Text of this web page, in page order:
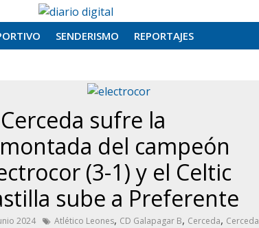
SENDERISMO REPORTAJES
sufre la
del campeón
(3-1) y el Celtic
sube a Preferente
2024 Atlético Leones, CD Galapagar B, Cerceda, Cerceda